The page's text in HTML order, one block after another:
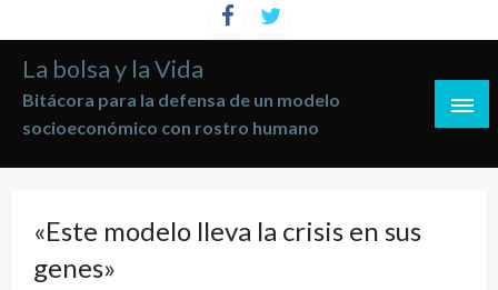
al
contenido
La bolsa y la Vida
Bitácora para la defensa de un modelo
socioeconómico con rostro humano
«Este modelo lleva la crisis en sus
genes»